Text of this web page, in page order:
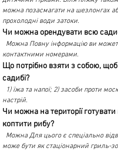
можна позасмагати на шезлонгах
прохолодні води затоки.
Чи можна орендувати всю
Можна Повну інформацію ви
контактними номерами.
Що потрібно взяти з собою,
садибі?
1) їжа та напої; 2) засоби проти
настрій.
Чи можна на території готувати
коптити рибу?
Можна Для цього є спеціально
може бути як стаціонарний гриль-